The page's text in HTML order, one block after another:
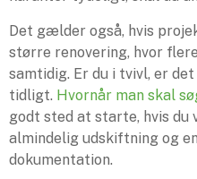
Det gælder også, hvis
større renovering, hvor
samtidig. Er du i tvivl, er
tidligt. Hvornår man skal
godt sted at starte, hvis
almindelig udskiftning og
dokumentation.